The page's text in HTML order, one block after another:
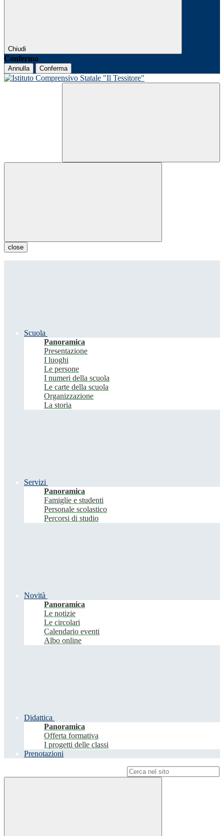
Chiudi
Conferma
Annulla Conferma
close
Scuola
Panoramica
Presentazione
I luoghi
Le persone
I numeri della scuola
Le carte della scuola
Organizzazione
La storia
Servizi
Panoramica
Famiglie e studenti
Personale scolastico
Percorsi di studio
Novità
Panoramica
Le notizie
Le circolari
Calendario eventi
Albo online
Didattica
Panoramica
Offerta formativa
I progetti delle classi
Prenotazioni